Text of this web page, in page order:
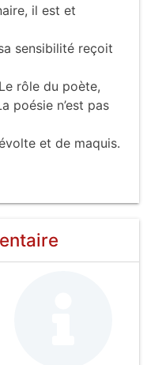
il est et
sensibilité reçoit
rôle du poète,
poésie n’est pas
et de maquis.